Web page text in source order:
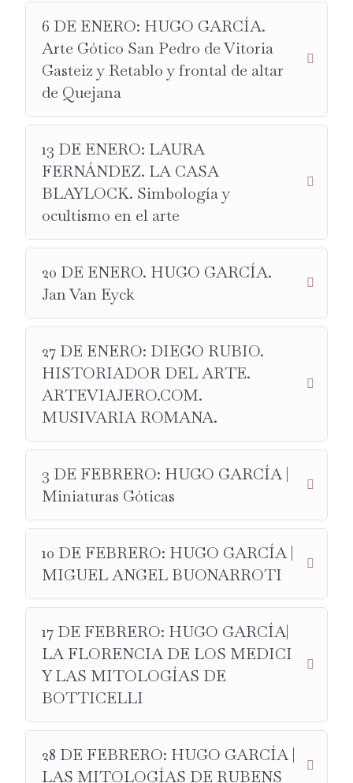
MUSIVARIA ROMANA.
10 DE MARZO:ANA FERNÁNDEZ DE LA LAMA
HISTORIADORA DEL ARTE.
VELÁZQUEZ.
31 DE MARZO:VÍCTOR YURI DE TORRES.
HISTORIADOR DEL ARTE.
NI UN DÍA SIN ARTE.
EL BOSCO Y EL JARDÍN DE LAS DELICIAS.
28 DE ABRIL:MONTSE OLIVA ANDRÉS.
HISTORIADORA DEL ARTE.
ARTE DE FONDO.
EL PANTEÓN URRUTIA.
26 DE MAYO:ALMUDENA MERINO. PROFESORA
SUPERIOR DE MÚSICA. INVESTIGADORA Y
TERAPEUTA DE ARTE
ALMA DE ARTISTA.
BACO EN EL ARTE. ESCULTURA, PINTURA Y
MÚSICA.
23 DE JUNIO:GEMA GONZÁLEZ ZARCERO .
HISTORIADORA DEL ARTE.
LLENARTE DE ARTE.
6 DE ENERO: HUGO GARCÍA.
Arte Gótico San Pedro de Vitoria
Gasteiz y Retablo y frontal de altar
de Quejana
13 DE ENERO: LAURA
FERNÁNDEZ. LA CASA
BLAYLOCK. Simbología y
ocultismo en el arte
20 DE ENERO. HUGO GARCÍA.
Jan Van Eyck
27 DE ENERO: DIEGO RUBIO.
HISTORIADOR DEL ARTE.
ARTEVIAJERO.COM.
MUSIVARIA ROMANA.
3 DE FEBRERO: HUGO GARCÍA |
Miniaturas Góticas
10 DE FEBRERO: HUGO GARCÍA |
MIGUEL ANGEL BUONARROTI
17 DE FEBRERO: HUGO GARCÍA|
LA FLORENCIA DE LOS MEDICI
Y LAS MITOLOGÍAS DE
BOTTICELLI
28 DE FEBRERO: HUGO GARCÍA |
LAS MITOLOGÍAS DE RUBENS